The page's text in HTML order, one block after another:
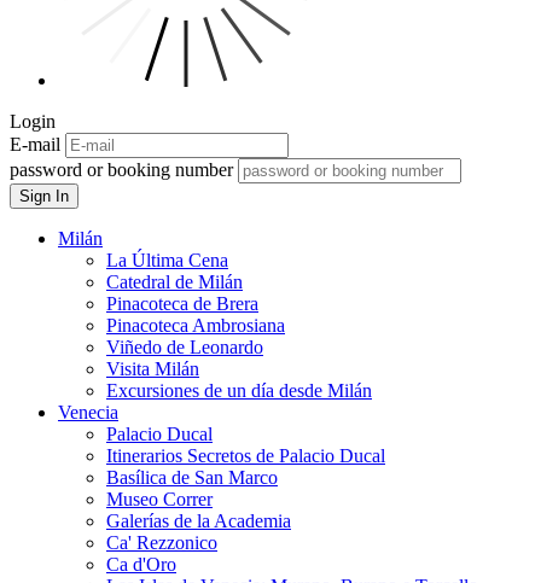
Login
E-mail
password or booking number
Sign In
Milán
La Última Cena
Catedral de Milán
Pinacoteca de Brera
Pinacoteca Ambrosiana
Viñedo de Leonardo
Visita Milán
Excursiones de un día desde Milán
Venecia
Palacio Ducal
Itinerarios Secretos de Palacio Ducal
Basílica de San Marco
Museo Correr
Galerías de la Academia
Ca' Rezzonico
Ca d'Oro